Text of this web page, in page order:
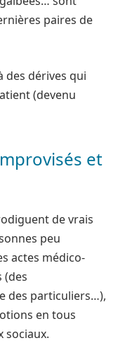
paires de
des dérives qui
(devenu
et
de vrais
peu
actes médico-
(des
des particuliers…),
en tous
sociaux.